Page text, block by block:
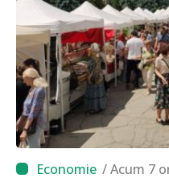
/ Acum 7